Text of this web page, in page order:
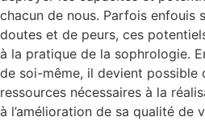
chacun de nous. Parfois enfouis
doutes et de peurs, ces
à la pratique de la sophrologie.
de soi-même, il devient possible
ressources nécessaires à la
à l’amélioration de sa qualité de